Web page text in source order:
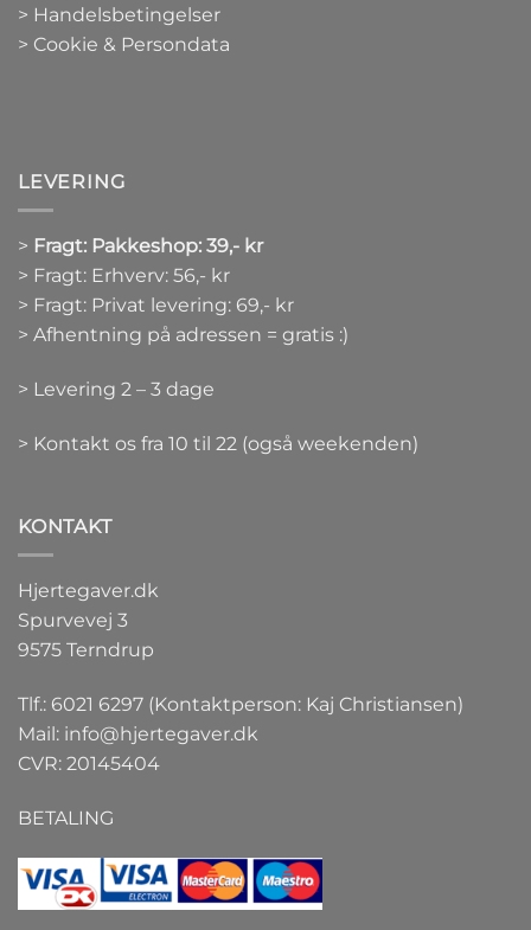
> Handelsbetingelser
> Cookie & Persondata
LEVERING
> Fragt: Pakkeshop: 39,- kr
> Fragt: Erhverv: 56,- kr
> Fragt: Privat levering: 69,- kr
> Afhentning på adressen = gratis :)
> Levering 2 – 3 dage
> Kontakt os fra 10 til 22 (også weekenden)
KONTAKT
Hjertegaver.dk
Spurvevej 3
9575 Terndrup
Tlf.: 6021 6297 (Kontaktperson: Kaj Christiansen)
Mail: info@hjertegaver.dk
CVR: 20145404
BETALING